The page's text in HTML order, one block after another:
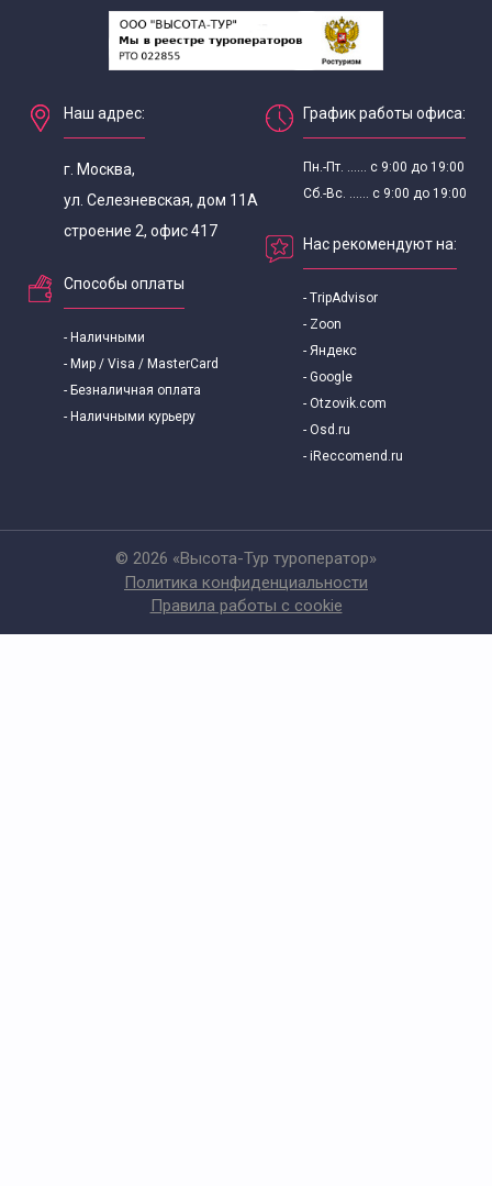
Наш адрес:
г. Москва,
ул. Селезневская, дом 11А
строение 2, офис 417
Способы оплаты
- Наличными
- Мир / Visa / MasterCard
- Безналичная оплата
- Наличными курьеру
График работы офиса:
Пн.-Пт. ...... с 9:00 до 19:00
Сб.-Вс. ...... с 9:00 до 19:00
Нас рекомендуют на:
- TripAdvisor
- Zoon
- Яндекс
- Google
- Otzovik.com
- Osd.ru
- iReccomend.ru
© 2026 «Высота-Тур туроператор»
Политика конфиденциальности
Правила работы с cookie